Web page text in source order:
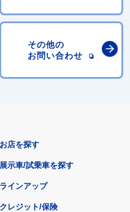
その他の
お問い合わせ
お店を探す
展示車/試乗車を探す
ラインアップ
クレジット/保険